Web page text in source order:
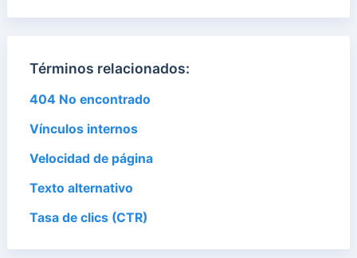
Términos relacionados:
404 No encontrado
Vínculos internos
Velocidad de página
Texto alternativo
Tasa de clics (CTR)